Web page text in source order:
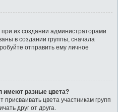
их создании администраторами
в создании группы, сначала
отправить ему личное
имеют разные цвета?
цвета участникам групп
друг от друга.